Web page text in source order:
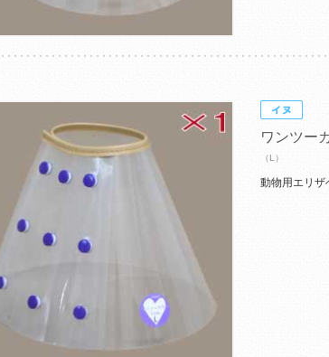
ワンツー
（L）
動物用エリザ